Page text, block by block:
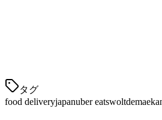
タグ
food deliveryjapanuber eatswolt